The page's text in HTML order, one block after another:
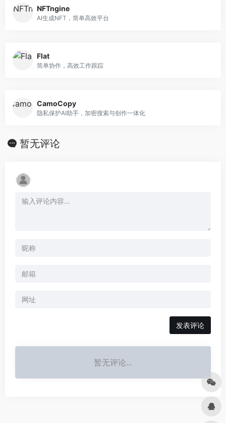
NFTngine
AI生成NFT，简单高效平台
Flat
简单协作，高效工作跟踪
CamoCopy
隐私保护AI助手，加密搜索与创作一体化
暂无评论
发表评论
暂无评论...